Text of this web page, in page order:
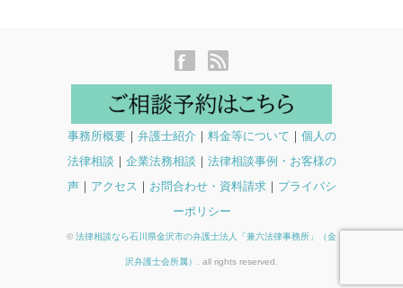
事務所概要｜ 弁護士紹介 ｜ 料金等について ｜ 個人の
法律相談 ｜ 企業法務相談 ｜ 法律相談事例・お客様の
声｜ アクセス ｜ お問合わせ・資料請求｜ プライバシ
ーポリシー
© 法律相談なら石川県金沢市の弁護士法人「兼六法律事務所」（金
沢弁護士会所属） . all rights reserved.